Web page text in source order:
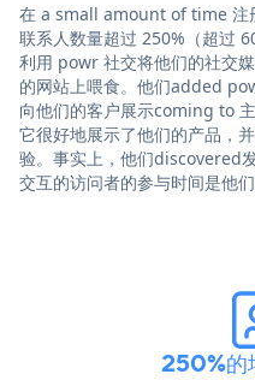
在 a small amount of time
联系人数量超过 250%（超过
利用 powr 社交将他们的社交
的网站上喂食。他们added
向他们的客户展示coming to
它很好地展示了他们的产品，
验。事实上，他们discovered
交互的访问者的参与时间是他
250%的